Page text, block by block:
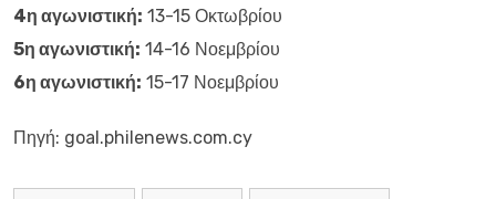
4η αγωνιστική: 13-15 Οκτωβρίου
5η αγωνιστική: 14-16 Νοεμβρίου
6η αγωνιστική: 15-17 Νοεμβρίου
Πηγή: goal.philenews.com.cy